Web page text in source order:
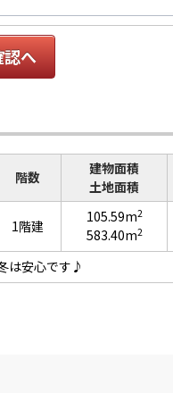
へ
階数
建物面積
土地面積
1階建
105.59m2
583.40m2
は安心です♪